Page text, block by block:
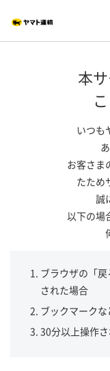
本
いつも
お客さま
たため
誠
以下の場
ブラウザの「
された場合
ブックマーク
30分以上操作